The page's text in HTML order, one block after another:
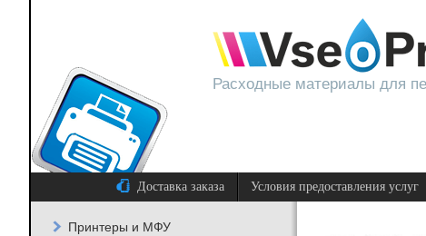
Расходные материалы для
Доставка заказа Условия предоставления услуг
Принтеры и МФУ